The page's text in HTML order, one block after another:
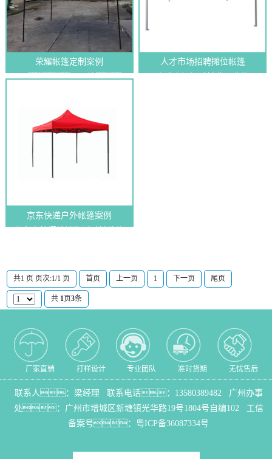
荣耀帐篷定制案例
3*3m，30管，
人才市场招聘摊位帐篷
京东快递户外帐篷案例
共1 页 页次:1/1 页 首页 上一页 1 下一页 尾页
共 1 页3条
厂家直销 打样设计 专业团队 准时货期 无忧售后
联系人：梁经理 联系电话： 13580389482
广州办事
处： 广州市增城区新塘镇光华路19号1804号自编102工信
备案号：粤ICP备36087334号